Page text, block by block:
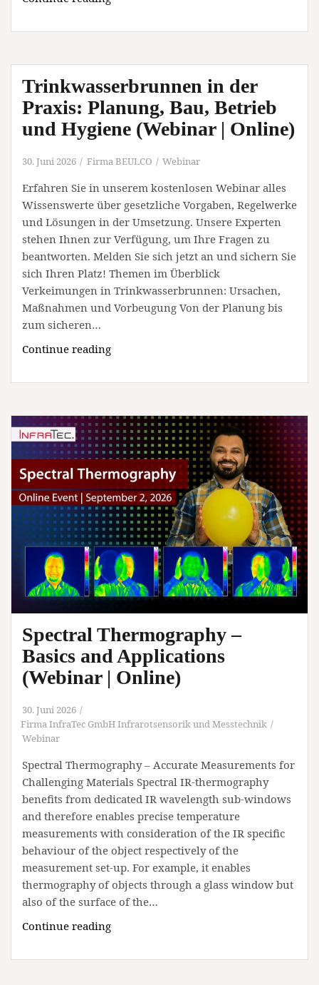
von
Luz
zur
länderübergreifenden
Alfaclub-
Präsentation
MAC-
Museum
(Ausstellung
|
Singen
(Hohentwiel))
Trinkwasserbrunnen in der
Praxis: Planung, Bau, Betrieb
und Hygiene (Webinar | Online)
30. Juni 2026 Firma BEULCO Webinar
Erfahren Sie in unserem kostenlosen Webinar alles
Wissenswerte über gesetzliche Vorgaben, Regelwerke
und Lösungen in der Umsetzung. Unsere Experten
stehen Ihnen zur Verfügung, um Ihre Fragen zu
beantworten. Melden Sie sich jetzt an und sichern Sie
sich Ihren Platz! Themen im Überblick
Verkeimungen in Trinkwasserbrunnen: Ursachen,
Maßnahmen und Vorbeugung Von der Planung bis
zum sicheren…
Continue readingTrinkwasserbrunnen
der
Planung,
Bau,
Betrieb
und
Hygiene
(Webinar
|
Online)
Spectral Thermography –
Basics and Applications
(Webinar | Online)
30. Juni 2026
Firma InfraTec GmbH Infrarotsensorik und Messtechnik
Webinar
Spectral Thermography – Accurate Measurements for
Challenging Materials Spectral IR-thermography
benefits from dedicated IR wavelength sub-windows
and therefore enables precise temperature
measurements with consideration of the IR specific
behaviour of the object respectively of the
measurement set-up. For example, it enables
thermography of objects through a glass window but
also of the surface of the…
Continue readingSpectral
–